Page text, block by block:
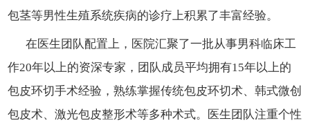
包茎等男性生殖系统疾病的诊疗上积累了丰富经验。
在医生团队配置上，医院汇聚了一批从事男科临床工
作20年以上的资深专家，团队成员平均拥有15年以上的
包皮环切手术经验，熟练掌握传统包皮环切术、韩式微创
包皮术、激光包皮整形术等多种术式。医生团队注重个性